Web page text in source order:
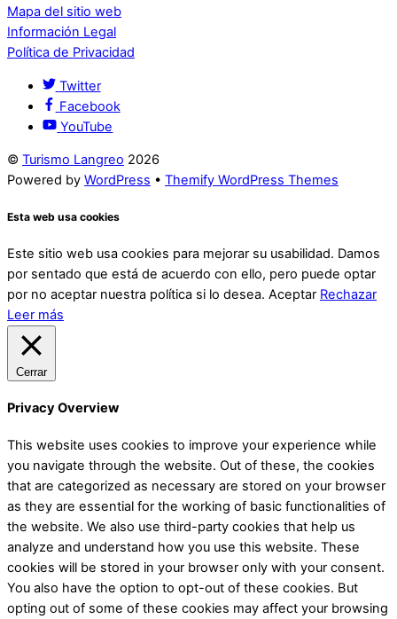
Mapa del sitio web
Información Legal
Política de Privacidad
Twitter
Facebook
YouTube
© Turismo Langreo 2026
Powered by WordPress • Themify WordPress Themes
Esta web usa cookies
Este sitio web usa cookies para mejorar su usabilidad. Damos
por sentado que está de acuerdo con ello, pero puede optar
por no aceptar nuestra política si lo desea. Aceptar Rechazar
Leer más
Cerrar
Privacy Overview
This website uses cookies to improve your experience while
you navigate through the website. Out of these, the cookies
that are categorized as necessary are stored on your browser
as they are essential for the working of basic functionalities of
the website. We also use third-party cookies that help us
analyze and understand how you use this website. These
cookies will be stored in your browser only with your consent.
You also have the option to opt-out of these cookies. But
opting out of some of these cookies may affect your browsing